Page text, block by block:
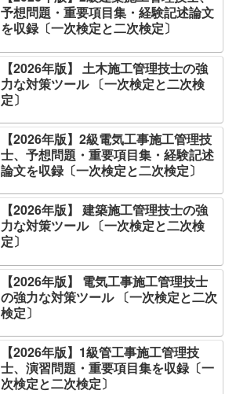
予想問題・重要項目集・経験記述論文
を収録〔一次検定と二次検定〕
【2026年版】 土木施工管理技士の強
力な対策ツール 〔一次検定と二次検
定〕
【2026年版】2級電気工事施工管理技
士、予想問題・重要項目集・経験記述
論文を収録〔一次検定と二次検定〕
【2026年版】 建築施工管理技士の強
力な対策ツール 〔一次検定と二次検
定〕
【2026年版】 電気工事施工管理技士
の強力な対策ツール 〔一次検定と二次
検定〕
【2026年版】1級管工事施工管理技
士、演習問題・重要項目集を収録〔一
次検定と二次検定〕